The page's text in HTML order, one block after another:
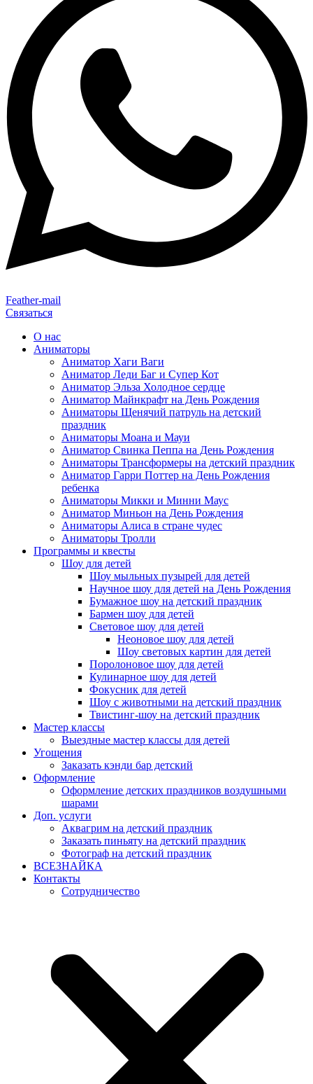
Feather-mail
Связаться
О нас
Аниматоры
Аниматор Хаги Ваги
Аниматор Леди Баг и Супер Кот
Аниматор Эльза Холодное сердце
Аниматор Майнкрафт на День Рождения
Аниматоры Щенячий патруль на детский
праздник
Аниматоры Моана и Мауи
Аниматор Свинка Пеппа на День Рождения
Аниматоры Трансформеры на детский праздник
Аниматор Гарри Поттер на День Рождения
ребенка
Аниматоры Микки и Минни Маус
Аниматор Миньон на День Рождения
Аниматоры Алиса в стране чудес
Аниматоры Тролли
Программы и квесты
Шоу для детей
Шоу мыльных пузырей для детей
Научное шоу для детей на День Рождения
Бумажное шоу на детский праздник
Бармен шоу для детей
Световое шоу для детей
Неоновое шоу для детей
Шоу световых картин для детей
Поролоновое шоу для детей
Кулинарное шоу для детей
Фокусник для детей
Шоу с животными на детский праздник
Твистинг-шоу на детский праздник
Мастер классы
Выездные мастер классы для детей
Угощения
Заказать кэнди бар детский
Оформление
Оформление детских праздников воздушными
шарами
Доп. услуги
Аквагрим на детский праздник
Заказать пиньяту на детский праздник
Фотограф на детский праздник
ВСЕЗНАЙКА
Контакты
Сотрудничество